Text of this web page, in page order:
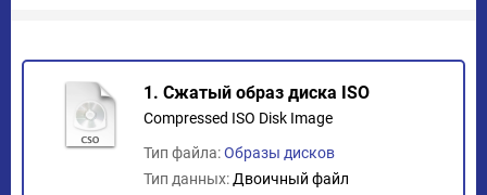
1. Сжатый образ диска ISO
Compressed ISO Disk Image
Тип файла:Образы дисков
Тип данных: Двоичный файл